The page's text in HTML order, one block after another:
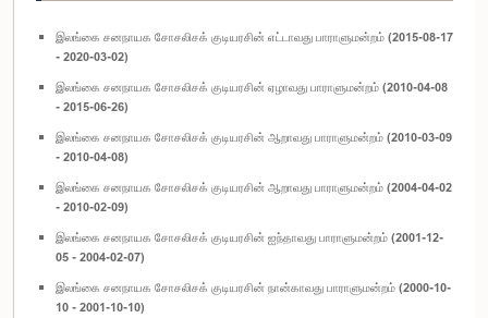
இலங்கை சனநாயக சோசலிசக் குடியரசின் எட்டாவது பாராளுமன்றம் (2015-08-17
- 2020-03-02)
இலங்கை சனநாயக சோசலிசக் குடியரசின் ஏழாவது பாராளுமன்றம் (2010-04-08
- 2015-06-26)
இலங்கை சனநாயக சோசலிசக் குடியரசின் ஆறாவது பாராளுமன்றம் (2010-03-09
- 2010-04-08)
இலங்கை சனநாயக சோசலிசக் குடியரசின் ஆறாவது பாராளுமன்றம் (2004-04-02
- 2010-02-09)
இலங்கை சனநாயக சோசலிசக் குடியரசின் ஐந்தாவது பாராளுமன்றம் (2001-12-
05 - 2004-02-07)
இலங்கை சனநாயக சோசலிசக் குடியரசின் நான்காவது பாராளுமன்றம் (2000-10-
10 - 2001-10-10)